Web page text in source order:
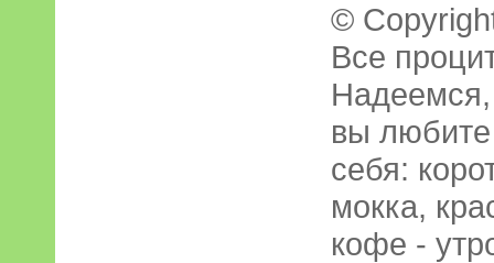
©
Все
вы любите
себя:
мокка,
кофе -